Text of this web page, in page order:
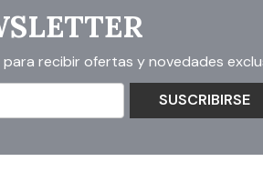
recibir ofertas y novedades
SUSCRIBIRSE